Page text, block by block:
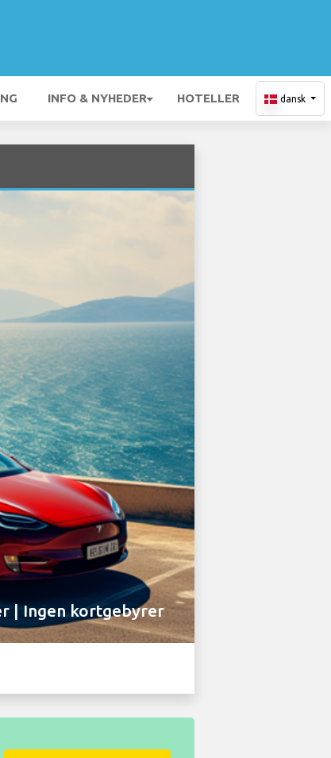
INFO & NYHEDER HOTELLER dansk
| Ingen kortgebyrer